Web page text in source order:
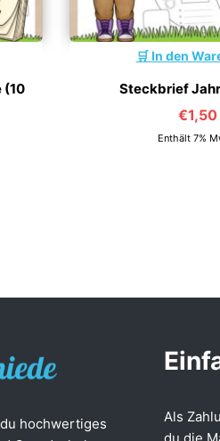
(10
In den
Steckbrief
€1,50
Enthält 7%
hochwertiges
Als